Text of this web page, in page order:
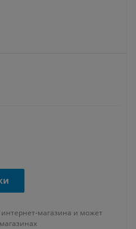
магазина и может